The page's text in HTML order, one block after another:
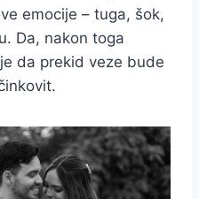
emocije – tuga, šok,
Da, nakon toga
da prekid veze bude